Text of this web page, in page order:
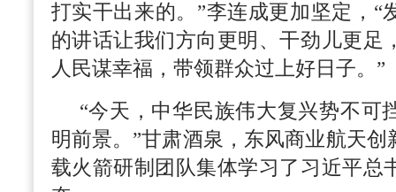
打实干出来的。”李连成更加坚定，“
的讲话让我们方向更明、干劲儿更足
人民谋幸福，带领群众过上好日子。”
“今天，中华民族伟大复兴势不可
明前景。”甘肃酒泉，东风商业航天
载火箭研制团队集体学习了习近平总